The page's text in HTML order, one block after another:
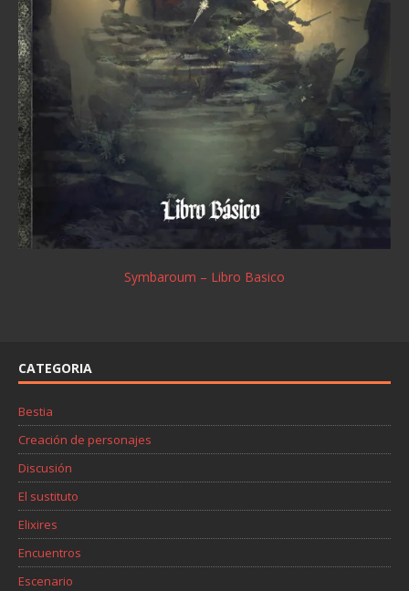
Symbaroum – Libro Basico
CATEGORIA
Bestia
Creación de personajes
Discusión
El sustituto
Elixires
Encuentros
Escenario